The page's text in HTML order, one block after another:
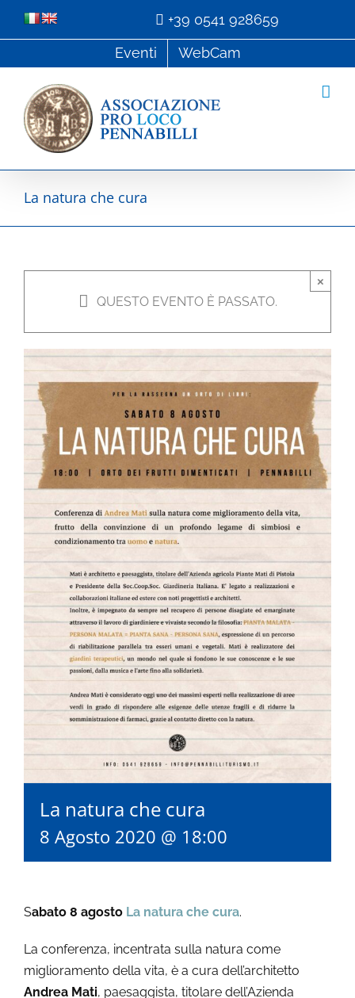
Salta
+39 0541 928659
Eventi WebCam
La natura che cura
QUESTO EVENTO È PASSATO.
×
La natura che cura
8 Agosto 2020 @ 18:00
Sabato 8 agosto La natura che cura.
La conferenza, incentrata sulla natura come
miglioramento della vita, è a cura dell’architetto
Andrea Mati, paesaggista, titolare dell’Azienda